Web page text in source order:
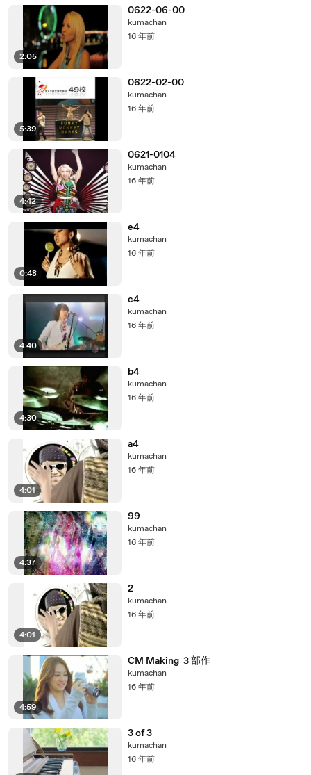
2:05
0622-06-00
kumachan
16 年前
5:39
0622-02-00
kumachan
16 年前
4:42
0621-0104
kumachan
16 年前
0:48
e4
kumachan
16 年前
4:40
c4
kumachan
16 年前
4:30
b4
kumachan
16 年前
4:01
a4
kumachan
16 年前
4:37
99
kumachan
16 年前
4:01
2
kumachan
16 年前
4:59
CM Making ３部作
kumachan
16 年前
3 of 3
kumachan
16 年前